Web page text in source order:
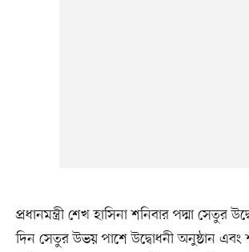
প্রধানমন্ত্রী শেখ হাসিনা শনিবার পদ্মা সেতুর
দিন সেতুর উভয় পাশে উদ্বোধনী অনুষ্ঠান এবং